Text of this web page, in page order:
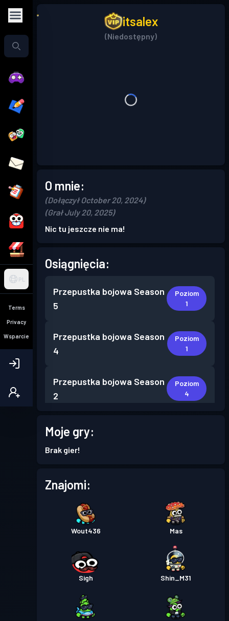
PL
Terms
Privacy
Wsparcie
itsalex
(Niedostępny)
O mnie:
(Dołączył October 20, 2024)
(Grał July 20, 2025)
Nic tu jeszcze nie ma!
Osiągnięcia:
Przepustka bojowa Season
5
Poziom
1
Przepustka bojowa Season
4
Poziom
1
Przepustka bojowa Season
2
Poziom
4
Przepustka bojowa
Moje gry:
Brak gier!
Znajomi:
Wout436 Mas
Sigh Shin_M31